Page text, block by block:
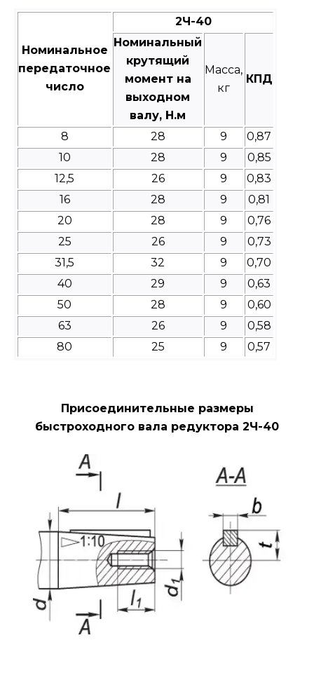
Номинальное
передаточное
число
2Ч-40
Номинальный
крутящий
момент на
выходном
валу, Н.м
Масса,
кг
КПД
8 28 9
0,87
10
28 9
0,85
12,5
26 9
0,83
16
28 9
0,81
20
28 9
0,76
25
26 9
0,73
31,5
32 9
0,70
40
29 9
0,63
50
28 9
0,60
63
26 9
0,58
80
25 9 0,57
Присоединительные размеры
быстроходного вала редуктора 2Ч-40